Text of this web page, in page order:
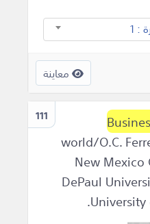
: 1
معاينة
111
world/O.C.
New Mexico
DePaul